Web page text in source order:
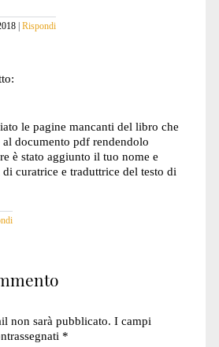
Rispondi
le pagine mancanti del libro che
al documento pdf rendendolo
è stato aggiunto il tuo nome e
curatrice e traduttrice del testo di
non sarà pubblicato. I campi
*